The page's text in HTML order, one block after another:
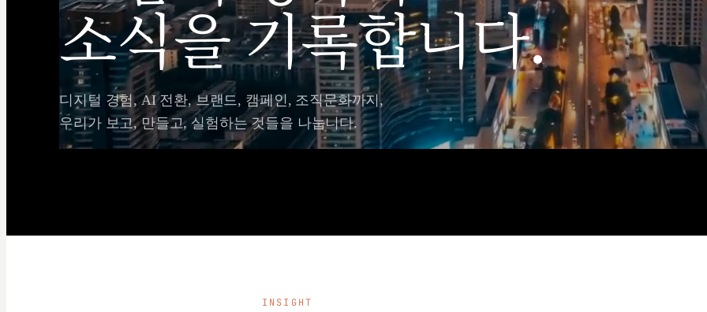
소식을 기록합니다.
디지털 경험, AI 전환, 브랜드, 캠페인, 조직문화까지,
우리가 보고, 만들고, 실험하는 것들을 나눕니다.
INSIGHT